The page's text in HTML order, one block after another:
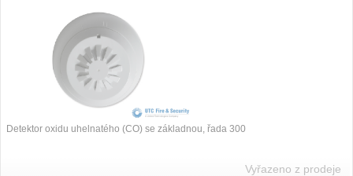
Detektor oxidu uhelnatého (CO) se základnou, řada 300
Vyřazeno z prodeje